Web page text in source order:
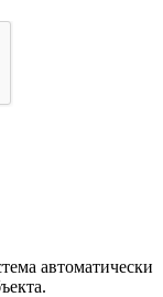
автоматически